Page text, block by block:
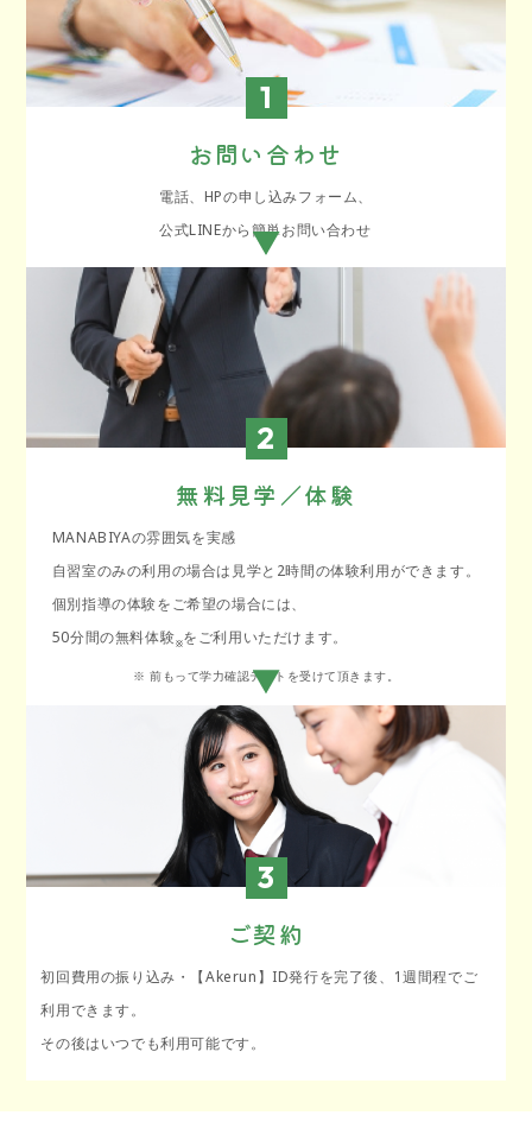
1
お問い合わせ
電話、HPの申し込みフォーム、
公式LINEから簡単お問い合わせ
2
無料見学／体験
MANABIYAの雰囲気を実感
自習室のみの利用の場合は見学と2時間の体験利用ができます。
個別指導の体験をご希望の場合には、
50分間の無料体験 をご利用いただけます。
※ 前もって学力確認テストを受けて頂きます。
3
ご契約
初回費用の振り込み・【Akerun】ID発行を完了後、1週間程でご
利用できます。
その後はいつでも利用可能です。